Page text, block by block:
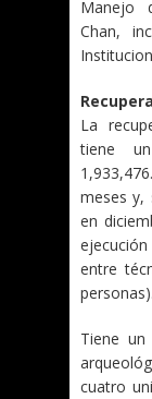
Manejo
Chan,
La
tiene
meses y,
en
entre
personas).
Tiene
cuatro